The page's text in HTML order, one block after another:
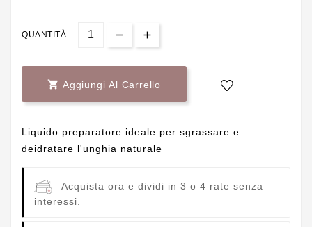
QUANTITÀ :
 Aggiungi Al Carrello
Liquido preparatore ideale per sgrassare e
deidratare l'unghia naturale
Acquista ora e dividi in 3 o 4 rate senza
interessi.